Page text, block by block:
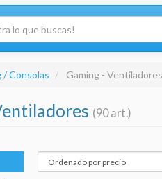
/ Consolas Gaming - Ventiladores
(90 art.)